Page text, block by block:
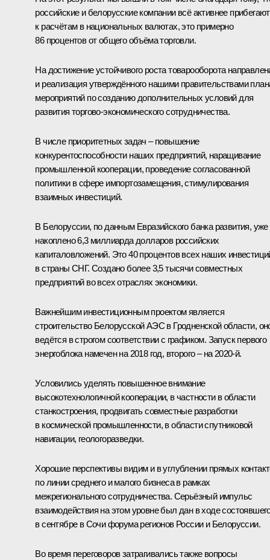
российские и белорусские компании всё активнее прибегают
к расчётам в национальных валютах, это примерно
86 процентов от общего объёма торговли.
На достижение устойчивого роста товарооборота
и реализация утверждённого нашими правительствами
мероприятий по созданию дополнительных условий для
развития торгово-экономического сотрудничества.
В числе приоритетных задач – повышение
конкурентоспособности наших предприятий, наращивание
промышленной кооперации, проведение согласованной
политики в сфере импортозамещения, стимулирования
взаимных инвестиций.
В Белоруссии, по данным Евразийского банка развития, уже
накоплено 6,3 миллиарда долларов российских
капиталовложений. Это 40 процентов всех наших
в страны СНГ. Создано более 3,5 тысячи совместных
предприятий во всех отраслях экономики.
Важнейшим инвестиционным проектом является
строительство Белорусской АЭС в Гродненской области,
ведётся в строгом соответствии с графиком. Запуск первого
энергоблока намечен на 2018 год, второго – на 2020‑й.
Условились уделять повышенное внимание
высокотехнологичной кооперации, в частности в области
станкостроения, продвигать совместные разработки
в космической промышленности, в области спутниковой
навигации, геологоразведки.
Хорошие перспективы видим и в углублении прямых
по линии среднего и малого бизнеса в рамках
межрегионального сотрудничества. Серьёзный импульс
взаимодействия на этом уровне был дан в ходе
в сентябре в Сочи форума регионов России и Белоруссии.
Во время переговоров затрагивались также вопросы